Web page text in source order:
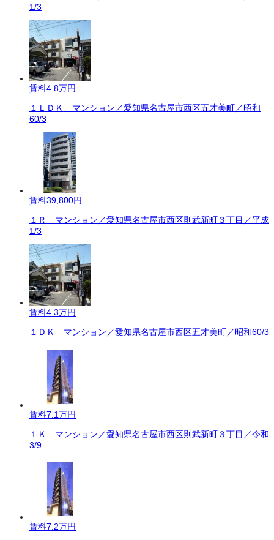
1/3
賃料4.8万円
１ＬＤＫ マンション／愛知県名古屋市西区五才美町／昭和
60/3
賃料39,800円
１Ｒ マンション／愛知県名古屋市西区則武新町３丁目／平成
1/3
賃料4.3万円
１ＤＫ マンション／愛知県名古屋市西区五才美町／昭和60/3
賃料7.1万円
１Ｋ マンション／愛知県名古屋市西区則武新町３丁目／令和
3/9
賃料7.2万円